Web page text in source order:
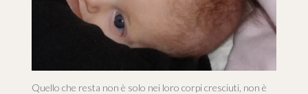
Quello che resta non è solo nei loro corpi cresciuti, non è